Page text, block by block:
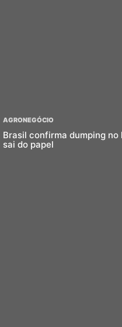
AGRONEGÓCIO
Brasil confirma dumping
sai do papel